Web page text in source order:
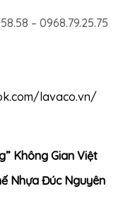
– 0968.79.25.75
lavaco.vn/
Không Gian Việt
Nhựa Đúc Nguyên